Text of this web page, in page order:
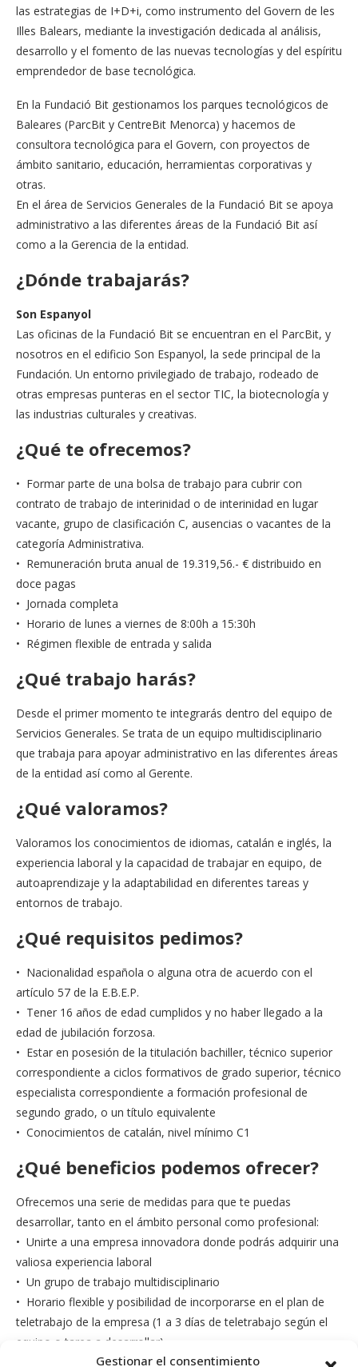
Gestionar el consentimiento
las estrategias de I+D+i, como instrumento del Govern de les
Illes Balears, mediante la investigación dedicada al análisis,
desarrollo y el fomento de las nuevas tecnologías y del espíritu
emprendedor de base tecnológica.
En la Fundació Bit gestionamos los parques tecnológicos de
Baleares (ParcBit y CentreBit Menorca) y hacemos de
consultora tecnológica para el Govern, con proyectos de
ámbito sanitario, educación, herramientas corporativas y
otras.
En el área de Servicios Generales de la Fundació Bit se apoya
administrativo a las diferentes áreas de la Fundació Bit así
como a la Gerencia de la entidad.
¿Dónde trabajarás?
Son Espanyol
Las oficinas de la Fundació Bit se encuentran en el ParcBit, y
nosotros en el edificio Son Espanyol, la sede principal de la
Fundación. Un entorno privilegiado de trabajo, rodeado de
otras empresas punteras en el sector TIC, la biotecnología y
las industrias culturales y creativas.
¿Qué te ofrecemos?
• Formar parte de una bolsa de trabajo para cubrir con
contrato de trabajo de interinidad o de interinidad en lugar
vacante, grupo de clasificación C, ausencias o vacantes de la
categoría Administrativa.
• Remuneración bruta anual de 19.319,56.- € distribuido en
doce pagas
• Jornada completa
• Horario de lunes a viernes de 8:00h a 15:30h
• Régimen flexible de entrada y salida
¿Qué trabajo harás?
Desde el primer momento te integrarás dentro del equipo de
Servicios Generales. Se trata de un equipo multidisciplinario
que trabaja para apoyar administrativo en las diferentes áreas
de la entidad así como al Gerente.
¿Qué valoramos?
Valoramos los conocimientos de idiomas, catalán e inglés, la
experiencia laboral y la capacidad de trabajar en equipo, de
autoaprendizaje y la adaptabilidad en diferentes tareas y
entornos de trabajo.
¿Qué requisitos pedimos?
• Nacionalidad española o alguna otra de acuerdo con el
artículo 57 de la E.B.E.P.
• Tener 16 años de edad cumplidos y no haber llegado a la
edad de jubilación forzosa.
• Estar en posesión de la titulación bachiller, técnico superior
correspondiente a ciclos formativos de grado superior, técnico
especialista correspondiente a formación profesional de
segundo grado, o un título equivalente
• Conocimientos de catalán, nivel mínimo C1
¿Qué beneficios podemos ofrecer?
Ofrecemos una serie de medidas para que te puedas
desarrollar, tanto en el ámbito personal como profesional:
• Unirte a una empresa innovadora donde podrás adquirir una
valiosa experiencia laboral
• Un grupo de trabajo multidisciplinario
• Horario flexible y posibilidad de incorporarse en el plan de
teletrabajo de la empresa (1 a 3 días de teletrabajo según el
equipo o tarea a desarrollar)
• 28 días de vacaciones (22 más 6 días de libre disposición del